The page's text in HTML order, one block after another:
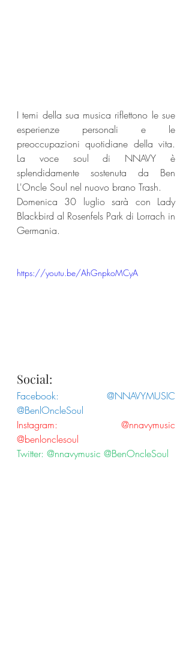
I temi della sua musica riflettono le sue
esperienze personali e le
preoccupazioni quotidiane della vita.
La voce soul di NNAVY è
splendidamente sostenuta da Ben
L'Oncle Soul nel nuovo brano Trash.
Domenica 30 luglio sarà con Lady
Blackbird al Rosenfels Park di Lorrach in
Germania.
https://youtu.be/AhGnpkoMCyA
Social:
Facebook: @NNAVYMUSIC
@BenlOncleSoul
Instagram: @nnavymusic
@benlonclesoul
Twitter: @nnavymusic @BenOncleSoul